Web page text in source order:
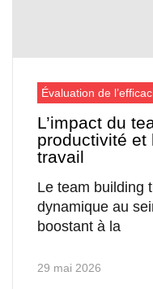
Évaluation de
L’impact du
productivité et
travail
Le team building
dynamique au
boostant à la
29 mai 2026